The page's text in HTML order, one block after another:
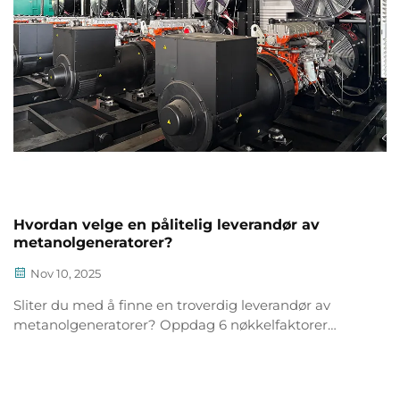
Hvordan velge en pålitelig leverandør av
metanolgeneratorer?
Nov 10, 2025
Sliter du med å finne en troverdig leverandør av
metanolgeneratorer? Oppdag 6 nøkkelfaktorer